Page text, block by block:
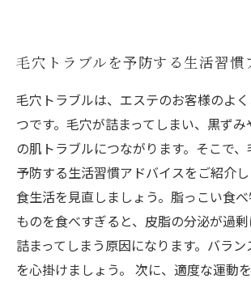
毛穴トラブルを予防する生活習慣
毛穴トラブルは、エステのお客様のよ
つです。毛穴が詰まってしまい、黒ず
の肌トラブルにつながります。そこで
予防する生活習慣アドバイスをご紹介し
食生活を見直しましょう。脂っこい食
ものを食べすぎると、皮脂の分泌が過
詰まってしまう原因になります。バラ
を心掛けましょう。 次に、適度な運動